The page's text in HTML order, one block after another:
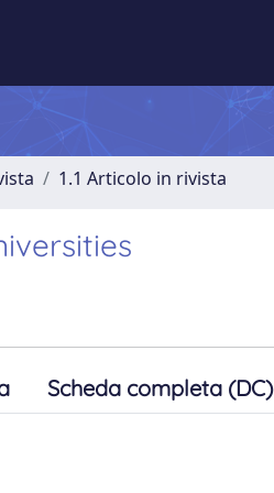
1.1 Articolo in rivista
Scheda completa (DC)